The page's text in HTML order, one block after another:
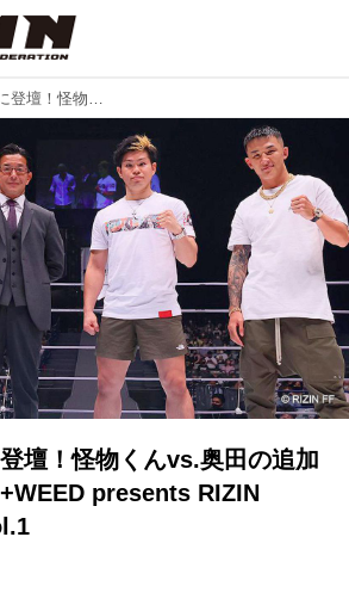
萩原がリングに登壇！怪物くんvs.奥田の追加カードも発表！+WEED presents RIZIN LANDMARK vol.1
壇！怪物くんvs.奥田の追加
presents RIZIN